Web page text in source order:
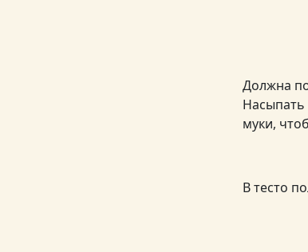
Должна
Насыпать
муки,
В тесто